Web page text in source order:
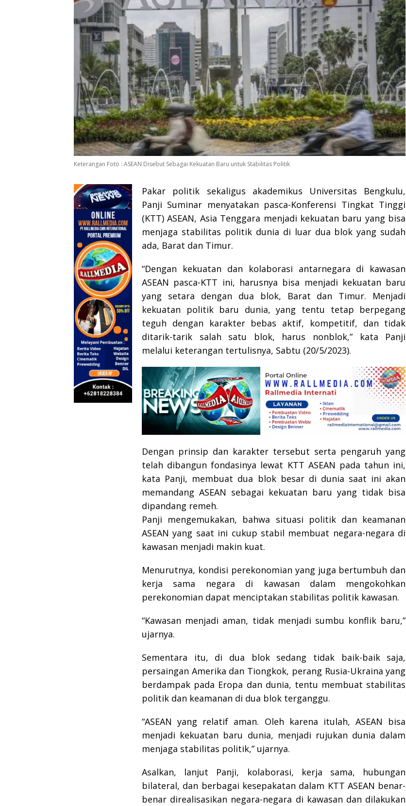
Keterangan Foto : ASEAN Disebut Sebagai Kekuatan Baru untuk Stabilitas Politik
Pakar politik sekaligus akademikus Universitas Bengkulu,
Panji Suminar menyatakan pasca-Konferensi Tingkat Tinggi
(KTT) ASEAN, Asia Tenggara menjadi kekuatan baru yang bisa
menjaga stabilitas politik dunia di luar dua blok yang sudah
ada, Barat dan Timur.
“Dengan kekuatan dan kolaborasi antarnegara di kawasan
ASEAN pasca-KTT ini, harusnya bisa menjadi kekuatan baru
yang setara dengan dua blok, Barat dan Timur. Menjadi
kekuatan politik baru dunia, yang tentu tetap berpegang
teguh dengan karakter bebas aktif, kompetitif, dan tidak
ditarik-tarik salah satu blok, harus nonblok,” kata Panji
melalui keterangan tertulisnya, Sabtu (20/5/2023).
Dengan prinsip dan karakter tersebut serta pengaruh yang
telah dibangun fondasinya lewat KTT ASEAN pada tahun ini,
kata Panji, membuat dua blok besar di dunia saat ini akan
memandang ASEAN sebagai kekuatan baru yang tidak bisa
dipandang remeh.
Panji mengemukakan, bahwa situasi politik dan keamanan
ASEAN yang saat ini cukup stabil membuat negara-negara di
kawasan menjadi makin kuat.
Menurutnya, kondisi perekonomian yang juga bertumbuh dan
kerja sama negara di kawasan dalam mengokohkan
perekonomian dapat menciptakan stabilitas politik kawasan.
“Kawasan menjadi aman, tidak menjadi sumbu konflik baru,”
ujarnya.
Sementara itu, di dua blok sedang tidak baik-baik saja,
persaingan Amerika dan Tiongkok, perang Rusia-Ukraina yang
berdampak pada Eropa dan dunia, tentu membuat stabilitas
politik dan keamanan di dua blok terganggu.
“ASEAN yang relatif aman. Oleh karena itulah, ASEAN bisa
menjadi kekuatan baru dunia, menjadi rujukan dunia dalam
menjaga stabilitas politik,” ujarnya.
Asalkan, lanjut Panji, kolaborasi, kerja sama, hubungan
bilateral, dan berbagai kesepakatan dalam KTT ASEAN benar-
benar direalisasikan negara-negara di kawasan dan dilakukan